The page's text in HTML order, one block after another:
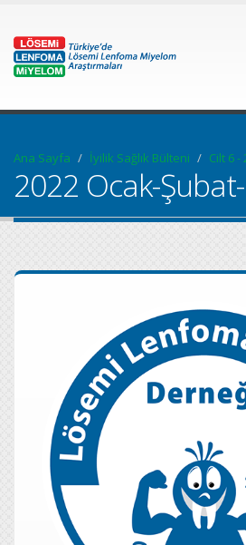
Ana Sayfa İyilik Sağlık Bülteni Cilt 6
2022 Ocak-